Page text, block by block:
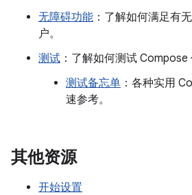
无障碍功能 ：了解如何满足有
户。
测试 ：了解如何测试 Compose
测试备忘单 ：各种实用
速参考。
其他资源
开始设置